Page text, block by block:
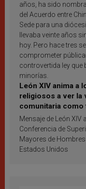
años, ha sido
del Acuerdo entre
Sede para una
llevaba veinte años
hoy. Pero hace tres
comprometer
controvertida ley que
minorías.
León XIV anima a
religiosos a ver la
comunitaria como
inspiración y
Mensaje de León XIV
Conferencia de
Mayores de
Estados Unidos